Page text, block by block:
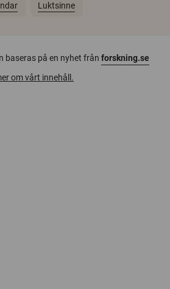
Luktsinne
baseras på en nyhet från forskning.se
om vårt innehåll.